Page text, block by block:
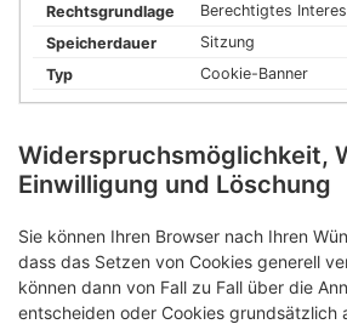
Berechtigtes
Sitzung
Cookie-Banner
Widerspruchsmöglichkeit,
Einwilligung und Löschung
Sie können Ihren Browser nach Ihren
dass das Setzen von Cookies generell
können dann von Fall zu Fall über die
entscheiden oder Cookies grundsätzlich